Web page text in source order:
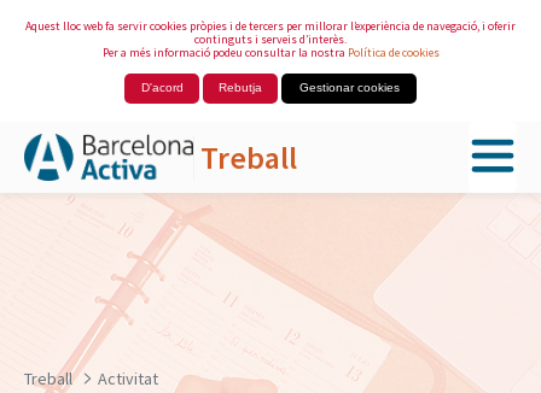
Aquest lloc web fa servir cookies pròpies i de tercers per millorar l’experiència de navegació, i oferir
continguts i serveis d’interès.
Per a més informació podeu consultar la nostra Política de cookies
D'acord Rebutja Gestionar cookies
Treball
Salta al contingut principal
Treball Activitat